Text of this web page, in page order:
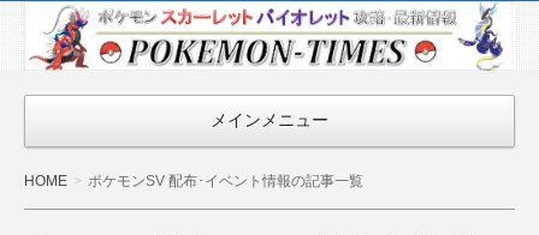
ポケモン最新
情報まとめ
『POKEMON-
TIMES』
メインメニュー
HOME ポケモンSV 配布･イベント情報の記事一覧